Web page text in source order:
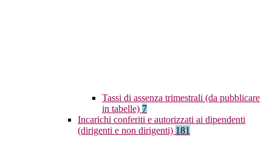
Tassi di assenza trimestrali (da pubblicare
in tabelle) 7
Incarichi conferiti e autorizzati ai dipendenti
(dirigenti e non dirigenti) 181